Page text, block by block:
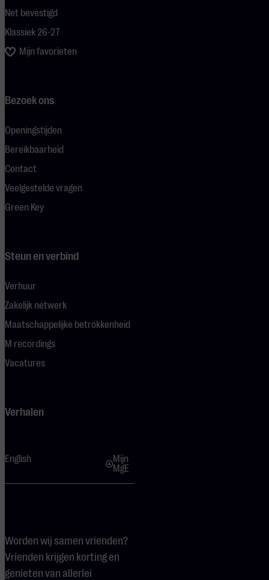
Net bevestigd
Klassiek 26-27
Mijn favorieten
Bezoek ons
Openingstijden
Bereikbaarheid
Contact
Veelgestelde vragen
Green Key
Steun en verbind
Verhuur
Zakelijk netwerk
Maatschappelijke betrokkenheid
M recordings
Vacatures
Verhalen
English
Mijn
MgE
Worden wij samen vrienden?
Vrienden krijgen korting en
genieten van allerlei